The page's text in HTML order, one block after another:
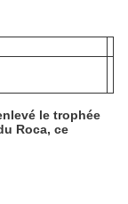
le trophée
Roca, ce